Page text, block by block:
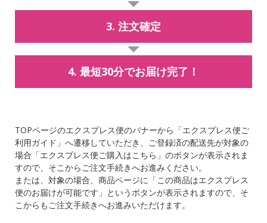
3. 注文確定
4. 最短30分でお届け完了！
TOPページのエクスプレス便のバナーから「エクスプレス便ご
利用ガイド」へ遷移していただき、ご登録済の配送先が対象の
場合「エクスプレス便ご購入はこちら」のボタンが表示されま
すので、そこからご注文手続きへお進みください。
または、対象の場合、商品ページに「この商品はエクスプレス
便のお届けが可能です」というボタンが表示されますので、そ
こからもご注文手続きへお進みいただけます。